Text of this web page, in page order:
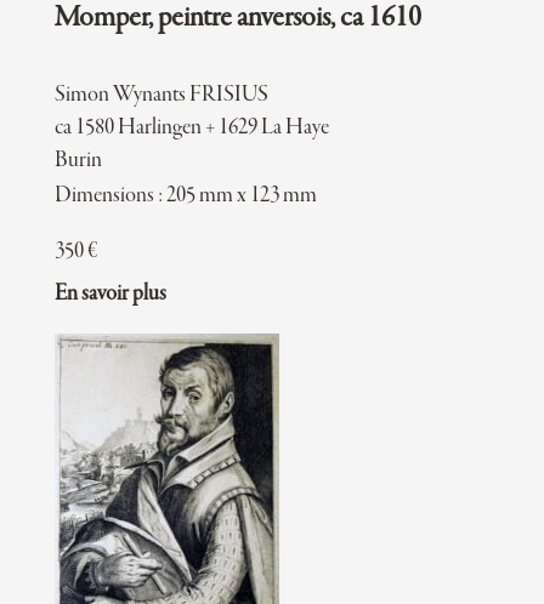
Momper, peintre anversois, ca 1610
Simon Wynants FRISIUS
ca 1580 Harlingen + 1629 La Haye
Burin
Dimensions : 205 mm x 123 mm
350€
En savoir plus